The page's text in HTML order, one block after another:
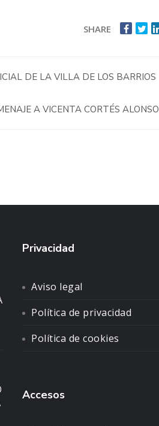
SHARE
DE LA VILLA DE LOS BARRIOS
A VICENTA CORTÉS ALONSO
Privacidad
Aviso legal
Política de privacidad
Política de cookies
Accesos